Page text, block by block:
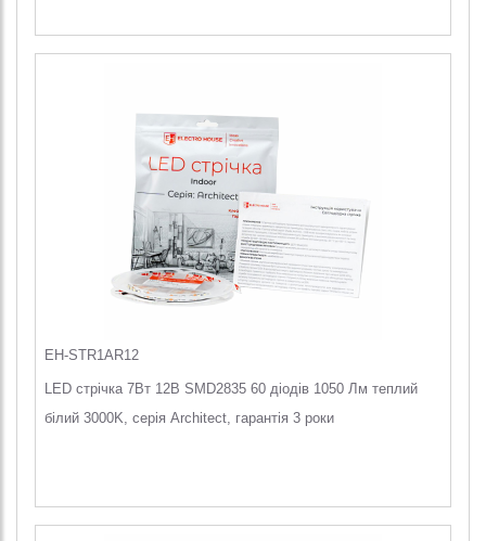
EH-STR1AR12
LED стрічка 7Вт 12В SMD2835 60 діодів 1050 Лм теплий
білий 3000K, серія Architect, гарантія 3 роки